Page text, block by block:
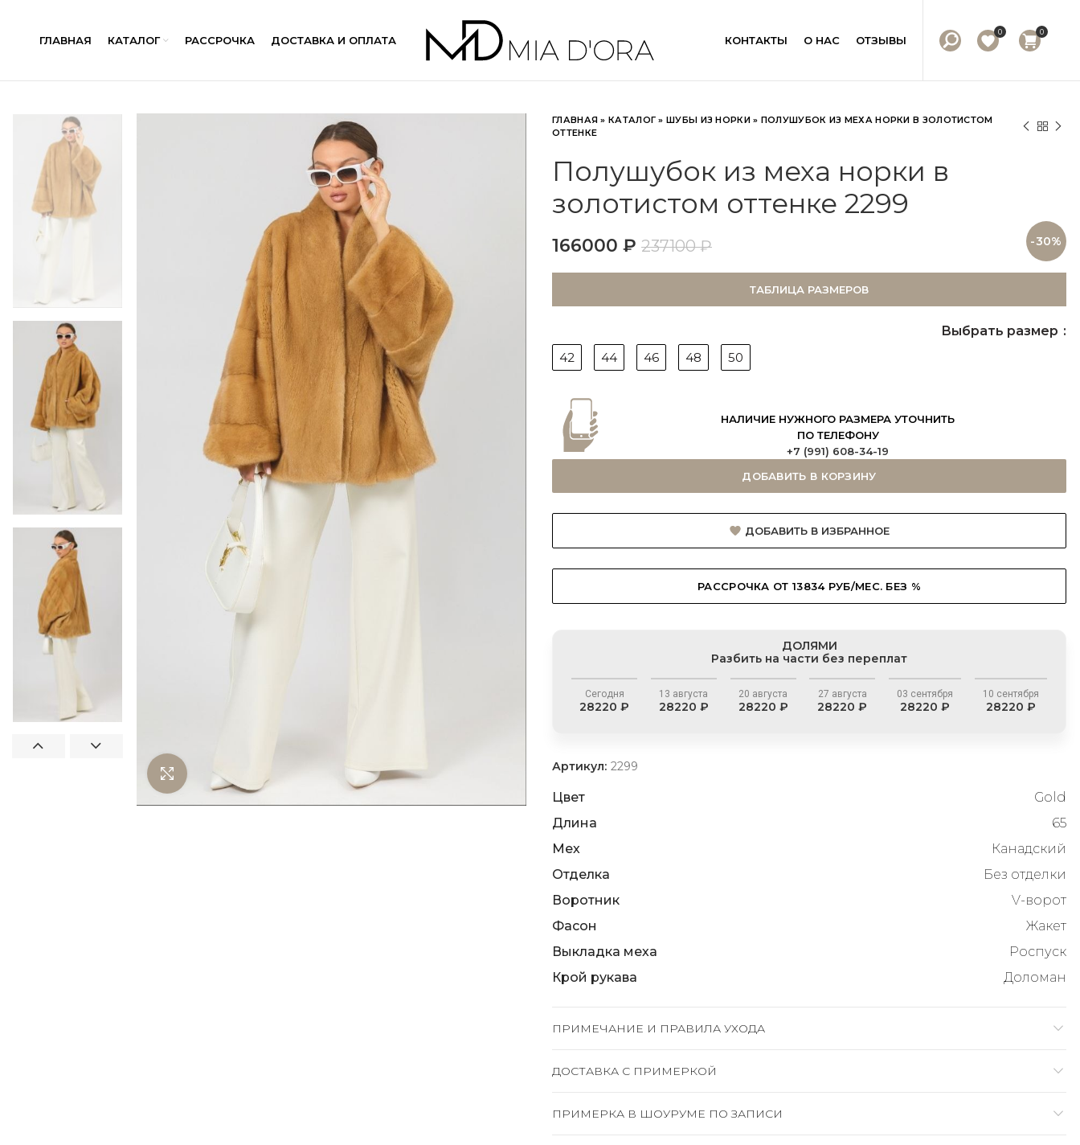
ГЛАВНАЯ КАТАЛОГ РАССРОЧКА ДОСТАВКА И ОПЛАТА КОНТАКТЫ О НАС ОТЗЫВЫ
0 0
ГЛАВНАЯ »КАТАЛОГ »ШУБЫ ИЗ НОРКИ» ПОЛУШУБОК ИЗ МЕХА НОРКИ В ЗОЛОТИСТОМ
ОТТЕНКЕ
Полушубок из меха норки в
золотистом оттенке 2299
166000 ₽ 237100₽ -30%
ТАБЛИЦА РАЗМЕРОВ
Выбрать размер
42
44 46 48 50
НАЛИЧИЕ НУЖНОГО РАЗМЕРА УТОЧНИТЬ
ПО ТЕЛЕФОНУ
+7 (991) 608-34-19
ДОБАВИТЬ В КОРЗИНУ
ДОБАВИТЬ В ИЗБРАННОЕ
РАССРОЧКА ОТ 13834 РУБ/МЕС. БЕЗ %
ДОЛЯМИ
Разбить на части без переплат
Сегодня
28220 ₽
13 августа
28220 ₽
20 августа
28220 ₽
27 августа
28220 ₽
03 сентября
28220 ₽
10 сентября
28220 ₽
Артикул: 2299
Цвет
Gold
Длина
65
Мех
Канадский
Отделка
Без отделки
Воротник
V-ворот
Фасон
Жакет
Выкладка меха
Роспуск
Крой рукава
Доломан
ПРИМЕЧАНИЕ И ПРАВИЛА УХОДА
ДОСТАВКА C ПРИМЕРКОЙ
ПРИМЕРКА В ШОУРУМЕ ПО ЗАПИСИ